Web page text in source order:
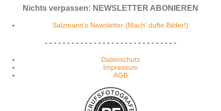
Nichts verpassen: NEWSLETTER ABONIEREN
Salzmann's Newsletter (Mach' dufte Bilder!)
- - - - - - - - - - - - - - - - - - - - - - - - - - - - - -
Datenschutz
Impressum
AGB